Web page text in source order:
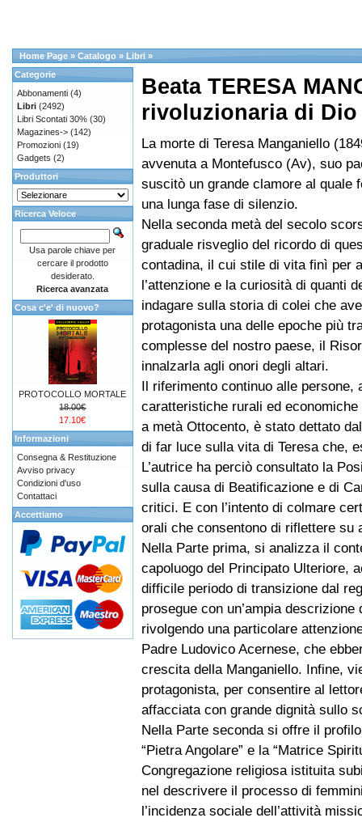
Home Page » Catalogo » Libri »
Beata TERESA
rivoluzionaria di Dio
La morte di Teresa Manganiello
avvenuta a Montefusco (Av), suo
suscitò un grande clamore al quale
una lunga fase di silenzio.
Nella seconda metà del secolo
graduale risveglio del ricordo di
contadina, il cui stile di vita finì per
l’attenzione e la curiosità di quanti
indagare sulla storia di colei che
protagonista una delle epoche più
complesse del nostro paese, il
innalzarla agli onori degli altari.
Il riferimento continuo alle persone,
caratteristiche rurali ed
a metà Ottocento, è stato dettato
di far luce sulla vita di Teresa che,
L’autrice ha perciò consultato la
sulla causa di Beatificazione e di
critici. E con l’intento di colmare
orali che consentono di riflettere su
Nella Parte prima, si analizza il
capoluogo del Principato Ulteriore,
difficile periodo di transizione dal
prosegue con un’ampia
rivolgendo una particolare
Padre Ludovico Acernese, che
crescita della Manganiello. Infine,
protagonista, per consentire al
affacciata con grande dignità sullo
Nella Parte seconda si offre il
“Pietra Angolare” e la “Matrice
Congregazione religiosa istituita
nel descrivere il processo di
l’incidenza sociale dell’attività
Categorie
Abbonamenti (4)
Libri (2492)
Libri Scontati 30% (30)
Magazines-> (142)
Promozioni (19)
Gadgets (2)
Produttori
Ricerca Veloce
Usa parole chiave per
cercare il prodotto
desiderato.
Ricerca avanzata
Cosa c'e' di nuovo?
PROTOCOLLO MORTALE
18.00€
17.10€
Informazioni
Consegna & Restituzione
Avviso privacy
Condizioni d'uso
Contattaci
Accettiamo